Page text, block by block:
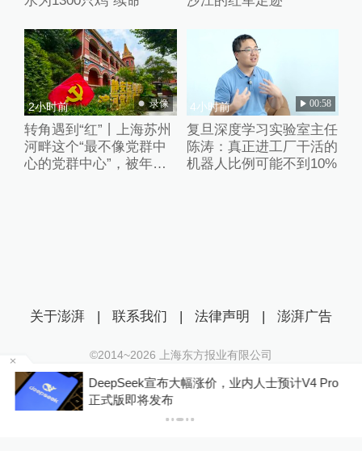
2小时前 录像
转角遇到“红”丨上海苏州
河畔这个“最不像党群中
心的党群中心”，被年轻
4小时前 00:58
复旦深度学习实验室主任
陈涛：真正进工厂干活的
机器人比例可能不到10%
DeepSeek宣布大幅涨价，业内人士预计V4 Pro
正式版即将发布
关于澎湃 | 联系我们 | 法律声明 | 澎湃广告
©2014~2026 上海东方报业有限公司
沪ICP证：沪B2-20170116 | 沪ICP备14003370号
互联网新闻信息服务许可证：31120170006
沪公网安备 31010602000299号